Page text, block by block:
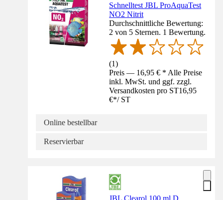
Schnelltest JBL ProAquaTest
NO2 Nitrit
Durchschnittliche Bewertung:
2 von 5 Sternen. 1 Bewertung.
(1)
Preis — 16,95 € * Alle Preise
inkl. MwSt. und ggf. zzgl.
Versandkosten pro ST16,95
€*/ ST
Online bestellbar
Reservierbar
JBL Clearol 100 ml D